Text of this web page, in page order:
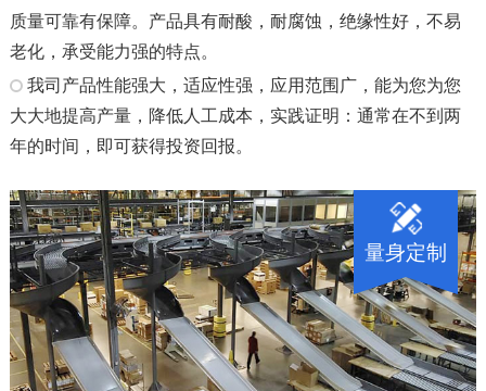
质量可靠有保障。产品具有耐酸，耐腐蚀，绝缘性好，不易
老化，承受能力强的特点。
我司产品性能强大，适应性强，应用范围广，能为您为您
大大地提高产量，降低人工成本，实践证明：通常在不到两
年的时间，即可获得投资回报。
量身定制